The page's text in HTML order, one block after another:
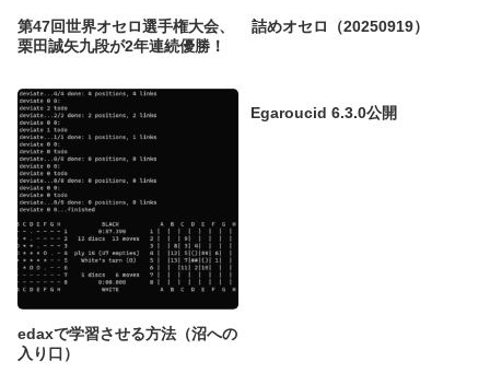
第47回世界オセロ選手権大会、
栗田誠矢九段が2年連続優勝！
詰めオセロ（20250919）
edaxで学習させる方法（沼への
入り口）
Egaroucid 6.3.0公開